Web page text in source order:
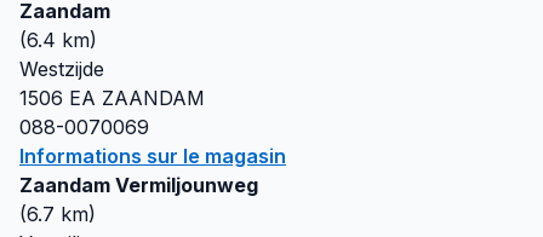
Zaandam
(6.4 km)
Westzijde
1506 EA ZAANDAM
088-0070069
Informations sur le magasin
Zaandam Vermiljounweg
(6.7 km)